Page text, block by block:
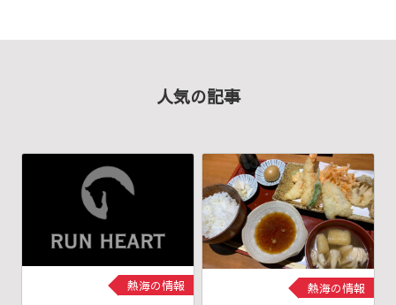
人気の記事
熱海の情報 熱海の情報